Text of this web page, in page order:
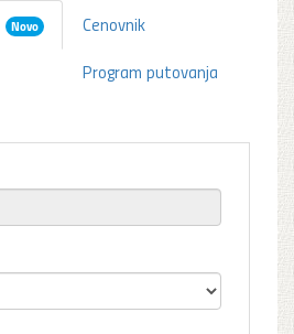
Novo
Cenovnik
Program putovanja